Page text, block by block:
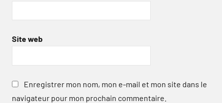
Site web
Enregistrer mon nom, mon e-mail et mon site dans le
navigateur pour mon prochain commentaire.